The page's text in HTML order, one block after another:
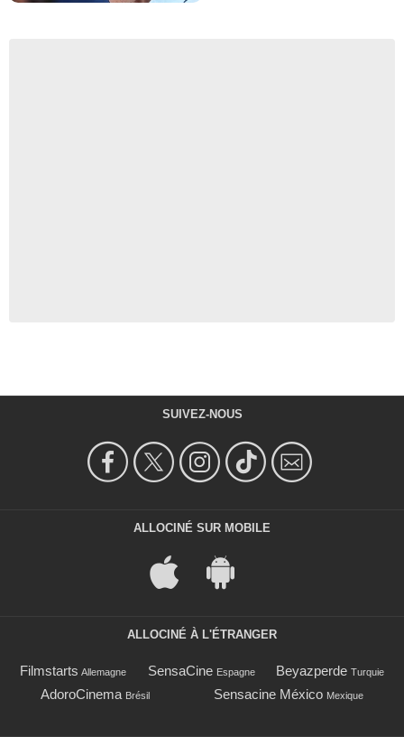
SUIVEZ-NOUS
ALLOCINÉ SUR MOBILE
ALLOCINÉ À L'ÉTRANGER
Filmstarts Allemagne SensaCine Espagne Beyazperde Turquie
AdoroCinema Brésil Sensacine México Mexique